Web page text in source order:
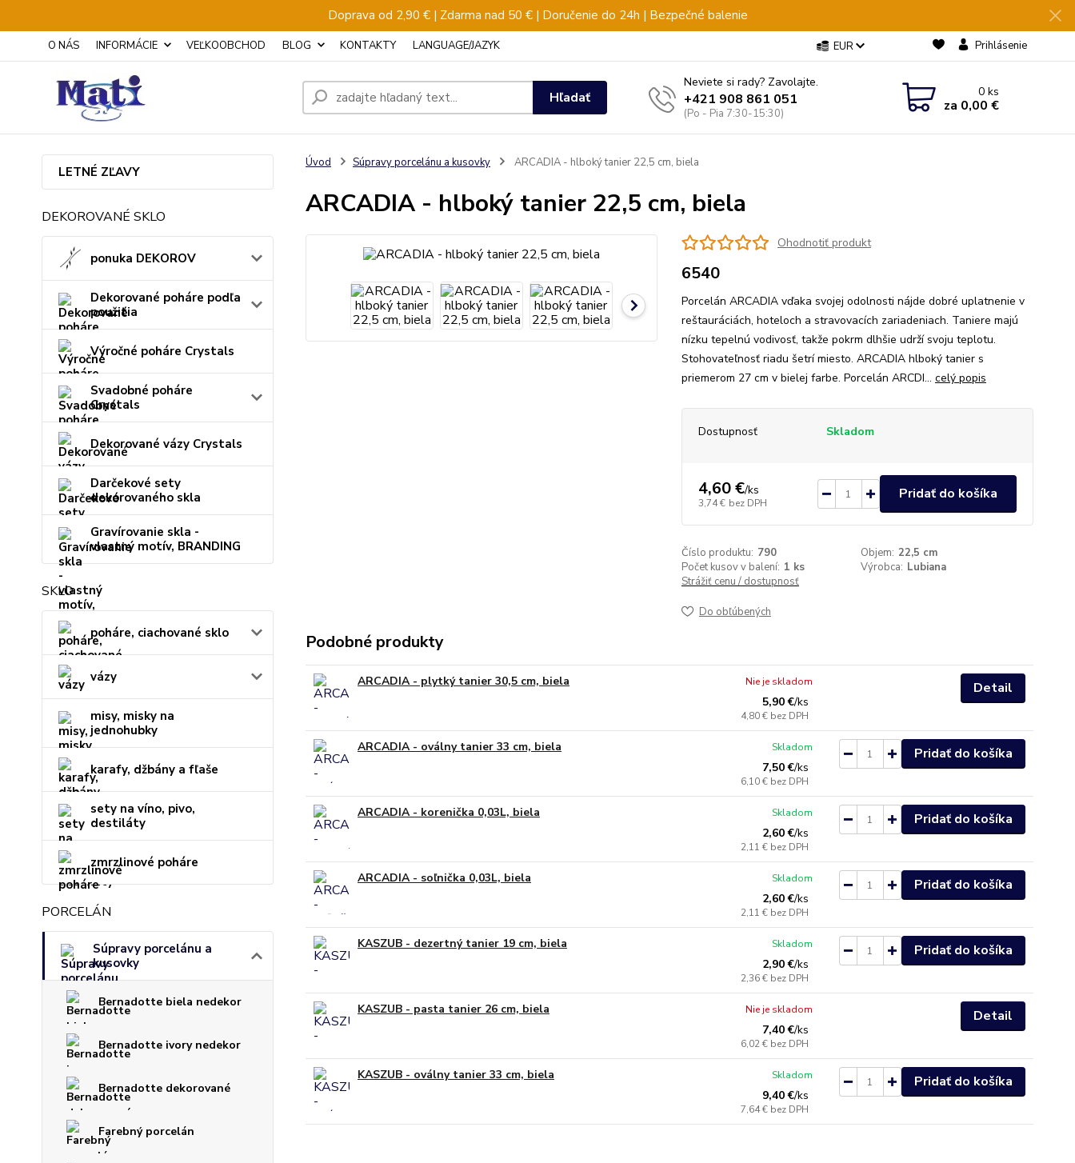
Doprava od 2,90 € | Zdarma nad 50 € | Doručenie do 24h | Bezpečné balenie
O NÁS INFORMÁCIE VEĽKOOBCHOD BLOG KONTAKTY LANGUAGE/JAZYK EUR Prihlásenie
Hľadať
Neviete si rady? Zavolajte.
+421 908 861 051
(Po - Pia 7:30-15:30)
0ks
za 0,00 €
LETNÉ ZĽAVY
DEKOROVANÉ SKLO
ponuka DEKOROV
Dekorované poháre podľa
použitia
Výročné poháre Crystals
Svadobné poháre
Crystals
Dekorované vázy Crystals
Darčekové sety
dekorovaného skla
Gravírovanie skla -
vlastný motív, BRANDING
SKLO
poháre, ciachované sklo
vázy
misy, misky na
jednohubky
karafy, džbány a fľaše
sety na víno, pivo,
destiláty
zmrzlinové poháre
PORCELÁN
Súpravy porcelánu a
kusovky
Bernadotte biela nedekor
Bernadotte ivory nedekor
Bernadotte dekorované
Farebný porcelán
Úvod Súpravy porcelánu a kusovky ARCADIA - hlboký tanier 22,5 cm, biela
ARCADIA - hlboký tanier 22,5 cm, biela
Ohodnotiť produkt
6540
Porcelán ARCADIA vďaka svojej odolnosti nájde dobré uplatnenie v
reštauráciách, hoteloch a stravovacích zariadeniach. Taniere majú
nízku tepelnú vodivosť, takže pokrm dlhšie udrží svoju teplotu.
Stohovateľnosť riadu šetrí miesto. ARCADIA hlboký tanier s
priemerom 27 cm v bielej farbe. Porcelán ARCDI... celý popis
Dostupnosť Skladom
4,60 €/ks
3,74 € bez DPH
Pridať do košíka
Číslo produktu: 790 Objem: 22,5 cm
Počet kusov v balení: 1 ks Výrobca: Lubiana
Strážiť cenu / dostupnosť
Do obľúbených
Podobné produkty
ARCADIA - plytký tanier 30,5 cm, biela
5,90 €/ks
4,80 € bez DPH
Nie je skladom Detail
ARCADIA - oválny tanier 33 cm, biela
7,50 €/ks
6,10 € bez DPH
Skladom Pridať do košíka
ARCADIA - korenička 0,03L, biela
2,60 €/ks
2,11 € bez DPH
Skladom Pridať do košíka
ARCADIA - soľnička 0,03L, biela
2,60 €/ks
2,11 € bez DPH
Skladom Pridať do košíka
KASZUB - dezertný tanier 19 cm, biela
2,90 €/ks
2,36 € bez DPH
Skladom Pridať do košíka
KASZUB - pasta tanier 26 cm, biela
7,40 €/ks
6,02 € bez DPH
Nie je skladom Detail
KASZUB - oválny tanier 33 cm, biela
9,40 €/ks
7,64 € bez DPH
Skladom Pridať do košíka